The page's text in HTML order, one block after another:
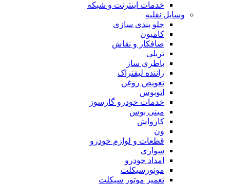
خدمات اینترنت و شبکه
وسایل نقلیه
جلو بندی سازی
کامیون
صافکار و نقاش
تریلی
باطری ساز
راننده لیفتراک
تعویض روغن
اتوبوس
خدمات خودرو گازسوز
مینی بوس
کارواش
ون
قطعات و لوازم خودرو
سواری
امداد خودرو
موتورسیکلت
تعمیر موتور سیکلت